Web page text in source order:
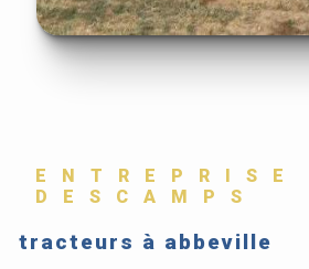
ENTREPRISE
DESCAMPS
tracteurs à abbeville